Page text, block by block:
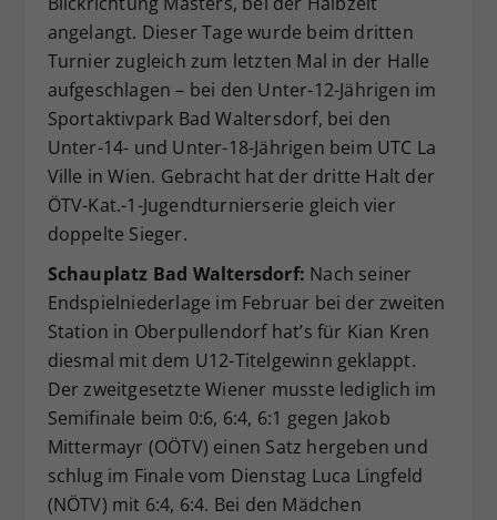
angelangt. Dieser Tage wurde beim dritten
Turnier zugleich zum letzten Mal in der Halle
aufgeschlagen – bei den Unter-12-Jährigen im
Sportaktivpark Bad Waltersdorf, bei den
Unter-14- und Unter-18-Jährigen beim UTC La
Ville in Wien. Gebracht hat der dritte Halt der
ÖTV-Kat.-1-Jugendturnierserie gleich vier
doppelte Sieger.
Schauplatz Bad Waltersdorf: Nach seiner
Endspielniederlage im Februar bei der zweiten
Station in Oberpullendorf hat’s für Kian Kren
diesmal mit dem U12-Titelgewinn geklappt.
Der zweitgesetzte Wiener musste lediglich im
Semifinale beim 0:6, 6:4, 6:1 gegen Jakob
Mittermayr (OÖTV) einen Satz hergeben und
schlug im Finale vom Dienstag Luca Lingfeld
(NÖTV) mit 6:4, 6:4. Bei den Mädchen
Zweck
Dieser Wert speichert Ihre Consent-
Einstellungen. Unter anderem eine
historische Speicherung Ihrer
vorgenommen Einstellungen, falls der
Webseiten-Betreiber dies eingestellt
hat.